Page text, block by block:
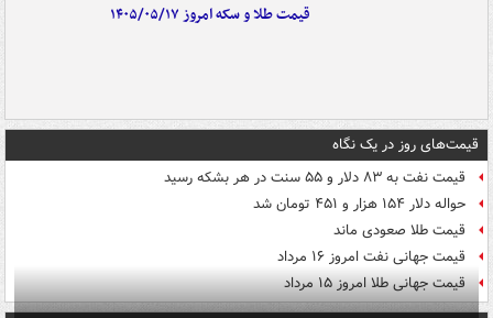
قیمت طلا و سکه امروز ۱۴۰۵/۰۵/۱۷
قیمت‌های روز در یک نگاه
قیمت نفت به ۸۳ دلار و ۵۵ سنت در هر بشکه رسید
حواله دلار ۱۵۴ هزار و ۴۵۱ تومان شد
قیمت طلا صعودی ماند
قیمت جهانی نفت امروز ۱۶ مرداد
قیمت جهانی طلا امروز ۱۵ مرداد